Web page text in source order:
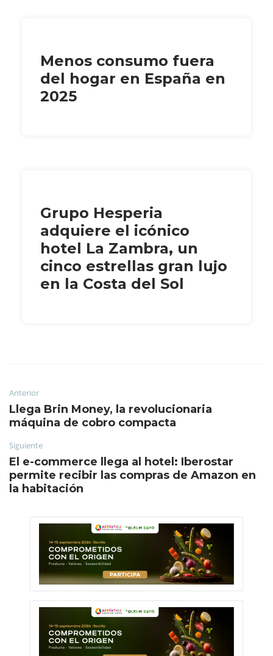
Menos consumo fuera
del hogar en España en
2025
Grupo Hesperia
adquiere el icónico
hotel La Zambra, un
cinco estrellas gran lujo
en la Costa del Sol
Anterior
Llega Brin Money, la revolucionaria
máquina de cobro compacta
Siguiente
El e-commerce llega al hotel: Iberostar
permite recibir las compras de Amazon en
la habitación